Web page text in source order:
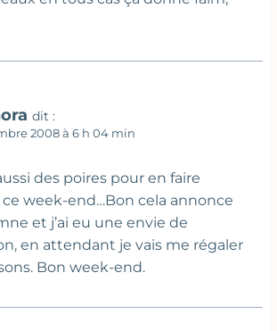
dit :
2008 à 6 h 04 min
des poires pour en faire
week-end…Bon cela annonce
et j’ai eu une envie de
en attendant je vais me régaler
Bon week-end.